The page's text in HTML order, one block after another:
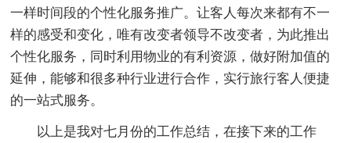
一样时间段的个性化服务推广。让客人每次来都有不一
样的感受和变化，唯有改变者领导不改变者，为此推出
个性化服务，同时利用物业的有利资源，做好附加值的
延伸，能够和很多种行业进行合作，实行旅行客人便捷
的一站式服务。
以上是我对七月份的工作总结，在接下来的工作